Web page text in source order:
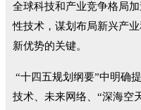
全球科技和产业竞争格局
性技术，谋划布局新兴产
新优势的关键。
“十四五规划纲要”中明确
技术、未来网络、“深海空